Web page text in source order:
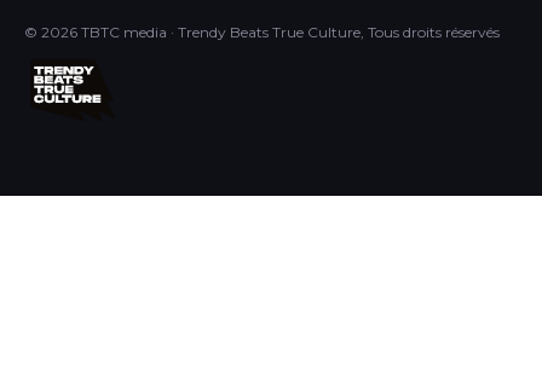
© 2026 TBTC media · Trendy Beats True Culture, Tous droits réservés